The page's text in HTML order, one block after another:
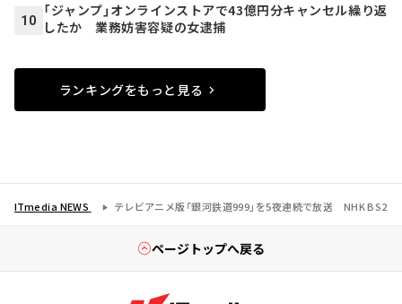
10
「ジャンプ」オンラインストアで43億円分キャンセル繰り返
したか 業務妨害容疑の女逮捕
ランキングをもっと見る
ITmedia NEWS テレビアニメ版「銀河鉄道999」を5夜連続で放送 NHK BS2
ページトップへ戻る